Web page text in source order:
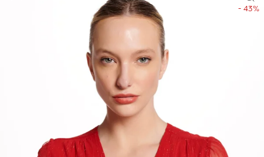
- 43%